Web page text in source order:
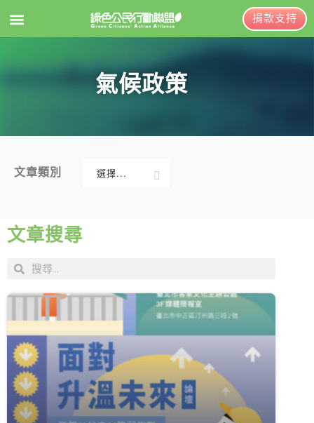
大事記
聯絡資訊
綠盟倡議
廢除核電
淨零轉型
透明足跡
捐款支持
氣候政策
文章類別 選擇...
文章搜尋